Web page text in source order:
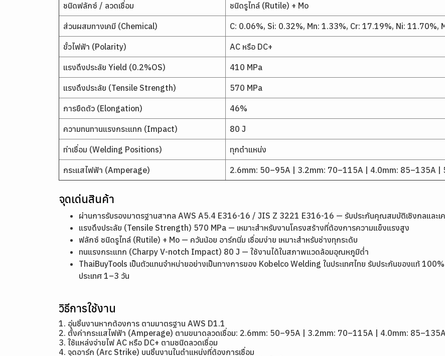
ชนิดฟลักซ์ / ลวดเชื่อม ชนิดรูไทล์ (Rutile) + Mo
ส่วนผสมทางเคมี (Chemical) C: 0.06%, Si: 0.32%, Mn: 1.33%, Cr: 17.19%, Ni: 11.70%,
ขั้วไฟฟ้า (Polarity) AC หรือ DC+
แรงดึงประลัย Yield (0.2%OS) 410 MPa
แรงดึงประลัย (Tensile Strength) 570 MPa
การยืดตัว (Elongation) 46%
ความทนทานแรงกระแทก (Impact) 80 J
ท่าเชื่อม (Welding Positions) ทุกตำแหน่ง
กระแสไฟฟ้า (Amperage) 2.6mm: 50–95A | 3.2mm: 70–115A | 4.0mm: 85–135A |
จุดเด่นสินค้า
ผ่านการรับรองมาตรฐานสากล AWS A5.4 E316-16 / JIS Z 3221 E316-16 — รับประกันคุณสมบัติเชิงกลและเ
แรงดึงประลัย (Tensile Strength) 570 MPa — เหมาะสำหรับงานโครงสร้างที่ต้องการความแข็งแรงสูง
ฟลักซ์ ชนิดรูไทล์ (Rutile) + Mo — ควันน้อย อาร์กนิ่ม เชื่อมง่าย เหมาะสำหรับช่างทุกระดับ
ทนแรงกระแทก (Charpy V-notch Impact) 80 J — ใช้งานได้ในสภาพแวดล้อมอุณหภูมิต่ำ
ThaiBuyTools เป็นตัวแทนจำหน่ายอย่างเป็นทางการของ Kobelco Welding ในประเทศไทย รับประกันของแท้
ประเทศ 1–3 วัน
วิธีการใช้งาน
1. อุ่นชิ้นงานหากต้องการ ตามมาตรฐาน AWS D1.1
2. ตั้งค่ากระแสไฟฟ้า (Amperage) ตามขนาดลวดเชื่อม: 2.6mm: 50–95A | 3.2mm: 70–115A | 4.0mm:
3. ใช้แหล่งจ่ายไฟ AC หรือ DC+ ตามชนิดลวดเชื่อม
4. จุดอาร์ก (Arc Strike) บนชิ้นงานในตำแหน่งที่ต้องการเชื่อม